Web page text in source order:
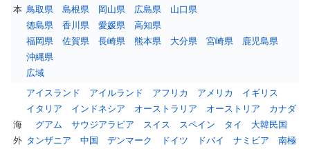
本 鳥取県
島根県 岡山県 広島県
山口県
徳島県
香川県 愛媛県
高知県
福岡県
佐賀県 長崎県 熊本県 大分県 宮崎県
鹿児島県
沖縄県
広域
海
外
アイスランド アイルランド アフリカ アメリカ
イギリス
イタリア
インドネシア オーストラリア オーストリア
カナダ
グアム
サウジアラビア スイス スペイン タイ
大韓民国
タンザニア
中国 デンマーク ドイツ ドバイ ナミビア
南極